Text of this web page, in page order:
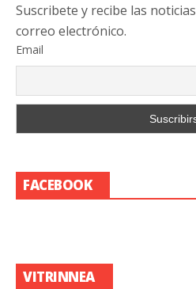
Suscribete y recibe las
correo electrónico.
Email
FACEBOOK
VITRINNEA